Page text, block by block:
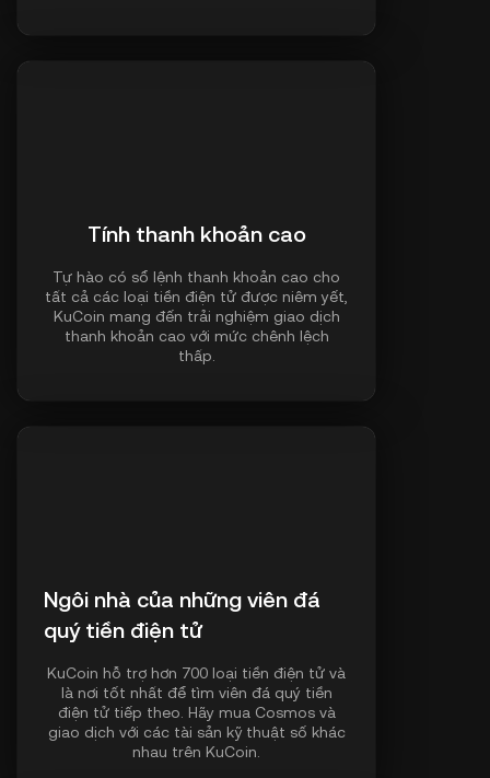
Tính thanh khoản cao
Tự hào có sổ lệnh thanh khoản cao cho
tất cả các loại tiền điện tử được niêm yết,
KuCoin mang đến trải nghiệm giao dịch
thanh khoản cao với mức chênh lệch
thấp.
Ngôi nhà của những viên đá
quý tiền điện tử
KuCoin hỗ trợ hơn 700 loại tiền điện tử và
là nơi tốt nhất để tìm viên đá quý tiền
điện tử tiếp theo. Hãy mua Cosmos và
giao dịch với các tài sản kỹ thuật số khác
nhau trên KuCoin.